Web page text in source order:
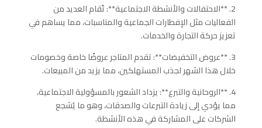
2. **الاحتفالات والأنشطة الاجتماعية**: تُقام العديد من
الفعاليات مثل الإفطارات الجماعية والمناسبات، مما يساهم في
تعزيز حركة التجارة والخدمات.
3. **عروض التخفيضات**: تقدم المتاجر عروضًا خاصة وخصومات
خلال هذا الشهر لجذب المستهلكين، مما يزيد من المبيعات.
4. **الروحانية والتبرع**: يزداد الشعور بالمسؤولية الاجتماعية،
مما يؤدي إلى زيادة التبرعات والصدقات، وهو ما يُشجع
الشركات على المشاركة في هذه الأنشطة.